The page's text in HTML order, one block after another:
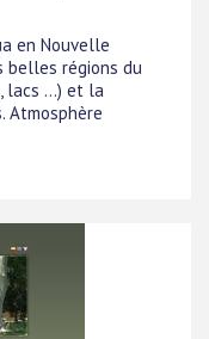
en Nouvelle
belles régions du
lacs ...) et la
Atmosphère